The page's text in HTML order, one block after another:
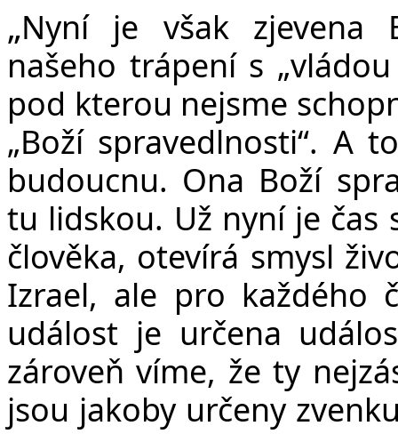
„Nyní je však zjevena
našeho trápení s
pod kterou nejsme
„Boží spravedlnosti“. A
budoucnu. Ona Boží
tu lidskou. Už nyní je čas
člověka, otevírá smysl
Izrael, ale pro každého
událost je určena
zároveň víme, že ty
jsou jakoby určeny